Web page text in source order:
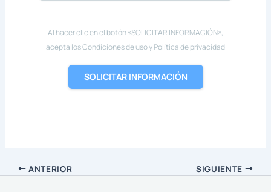
Al hacer clic en el botón «SOLICITAR INFORMACIÓN»,
acepta los Condiciones de uso y Política de privacidad
SOLICITAR INFORMACIÓN
ANTERIOR SIGUIENTE